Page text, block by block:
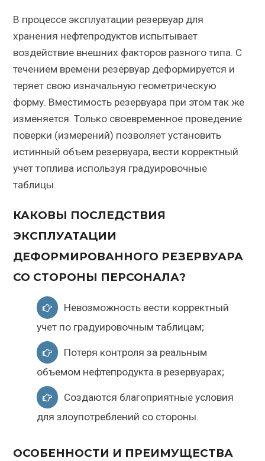
В процессе эксплуатации резервуар для
хранения нефтепродуктов испытывает
воздействие внешних факторов разного типа. С
течением времени резервуар деформируется и
теряет свою изначальную геометрическую
форму. Вместимость резервуара при этом так же
изменяется. Только своевременное проведение
поверки (измерений) позволяет установить
истинный объем резервуара, вести корректный
учет топлива используя градуировочные
таблицы.
КАКОВЫ ПОСЛЕДСТВИЯ
ЭКСПЛУАТАЦИИ
ДЕФОРМИРОВАННОГО РЕЗЕРВУАРА
СО СТОРОНЫ ПЕРСОНАЛА?
Невозможность вести корректный
учет по градуировочным таблицам;
Потеря контроля за реальным
объемом нефтепродукта в резервуарах;
Создаются благоприятные условия
для злоупотреблений со стороны.
ОСОБЕННОСТИ И ПРЕИМУЩЕСТВА